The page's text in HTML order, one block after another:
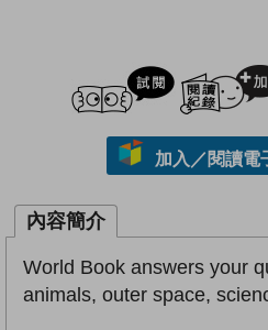
試閲
加入／閱讀電
內容簡介
World Book answers your
animals, outer space,